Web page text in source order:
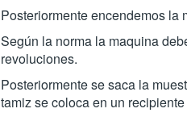
Posteriormente encendemos la
Según la norma la maquina
revoluciones.
Posteriormente se saca la
tamiz se coloca en un